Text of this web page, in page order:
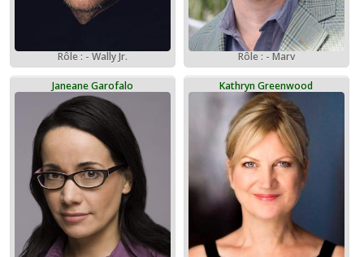
Rôle : - Wally Jr. Rôle : - Marv
Janeane Garofalo Kathryn Greenwood